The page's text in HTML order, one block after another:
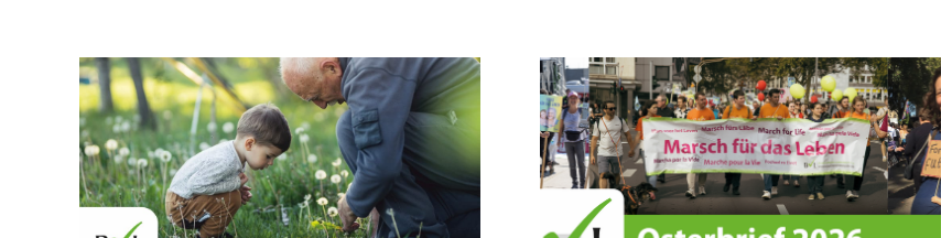
dass dieser Posten anders besetzt wurde. Was
steht wirklich
automatisch zum Organspender macht, wenn er
nicht ausdrücklich widerspricht. Angesichts der
kritischen Bewertung der Todeskriterien Hirntod und